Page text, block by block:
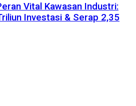
Vital Kawasan Industri:
Investasi & Serap 2,35